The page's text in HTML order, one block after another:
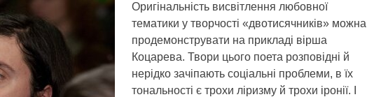
Оригінальність висвітлення любовної
тематики у творчості «двотисячників» можна
продемонструвати на прикладі вірша
Коцарева. Твори цього поета розповідні й
нерідко зачіпають соціальні проблеми, в їх
тональності є трохи ліризму й трохи іронії. І